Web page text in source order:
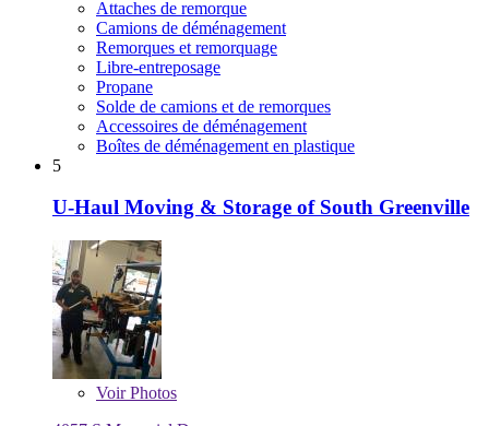
Attaches de remorque
Camions de déménagement
Remorques et remorquage
Libre-entreposage
Propane
Solde de camions et de remorques
Accessoires de déménagement
Boîtes de déménagement en plastique
5
U-Haul Moving & Storage of South Greenville
VoirPhotos